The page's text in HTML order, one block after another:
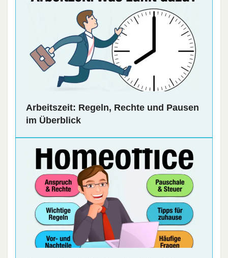
Arbeitszeit: Regeln, Rechte und Pausen
im Überblick